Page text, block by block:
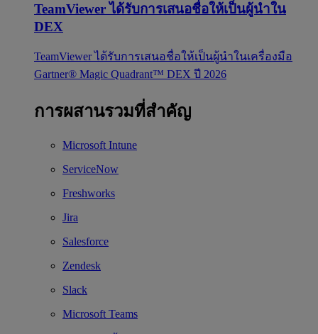
TeamViewer ได้รับการเสนอชื่อให้เป็นผู้นำใน
DEX
TeamViewer ได้รับการเสนอชื่อให้เป็นผู้นำในเครื่องมือ
Gartner® Magic Quadrant™ DEX ปี 2026
การผสานรวมที่สำคัญ
Microsoft Intune
ServiceNow
Freshworks
Jira
Salesforce
Zendesk
Slack
Microsoft Teams